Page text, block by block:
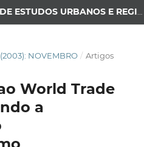
(2003): NOVEMBRO / Artigos
World Trade
a